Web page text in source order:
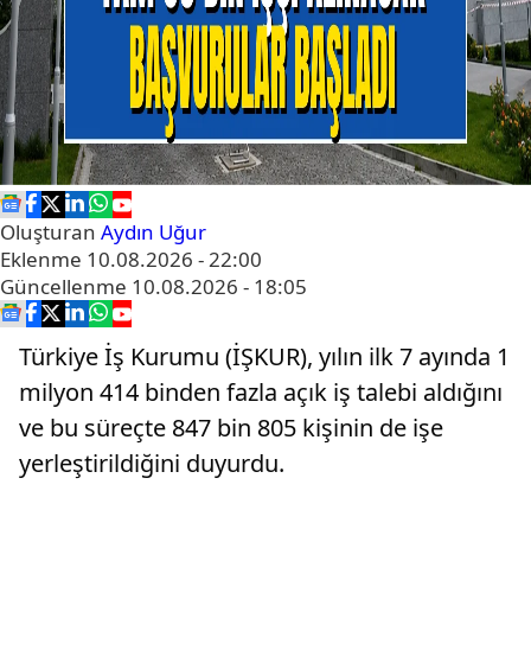
Oluşturan Aydın Uğur
Eklenme 10.08.2026 - 22:00
Güncellenme 10.08.2026 - 18:05
Türkiye İş Kurumu (İŞKUR), yılın ilk 7 ayında 1
milyon 414 binden fazla açık iş talebi aldığını
ve bu süreçte 847 bin 805 kişinin de işe
yerleştirildiğini duyurdu.